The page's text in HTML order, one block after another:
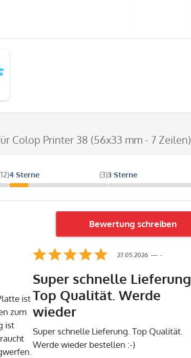
Colop Printer 38 (56x33 mm - 7 Zeilen)
4 Sterne (3)3 Sterne
Bewertung schreiben
ist
zum
ist
-
27.05.2026
Super schnelle Lieferung.
Top Qualität. Werde
wieder
Super schnelle Lieferung. Top Qualität.
Werde wieder bestellen :-)